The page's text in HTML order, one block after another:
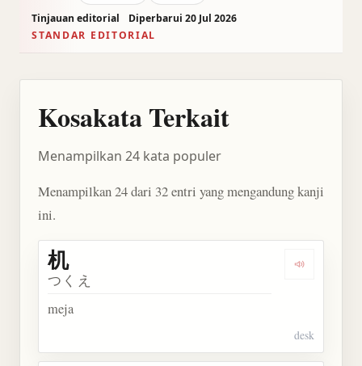
Tinjauan editorial
Diperbarui 20 Jul 2026
STANDAR EDITORIAL
Kosakata Terkait
Menampilkan 24 kata populer
Menampilkan 24 dari 32 entri yang mengandung kanji
ini.
Dengarkan
机
つくえ
meja
desk